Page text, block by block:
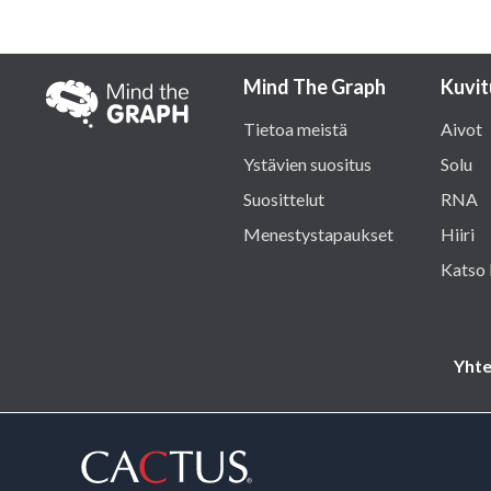
Mind The Graph
Tietoa meistä
Ystävien suositus
Suosittelut
Menestystapaukset
Aivot
Solu
RNA
Hiiri